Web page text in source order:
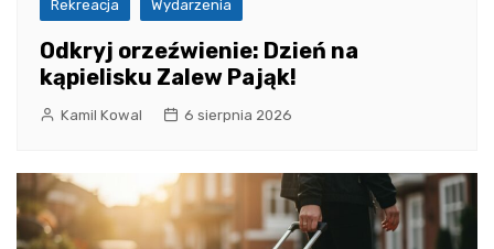
Rekreacja Wydarzenia
Odkryj orzeźwienie: Dzień na
kąpielisku Zalew Pająk!
Kamil Kowal 6 sierpnia 2026